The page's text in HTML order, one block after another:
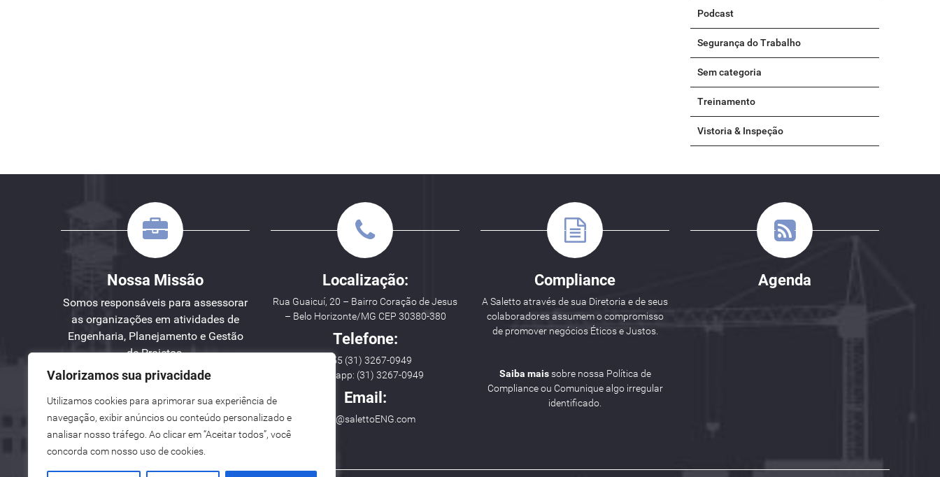
Valorizamos sua privacidade
Utilizamos cookies para aprimorar sua experiência de
navegação, exibir anúncios ou conteúdo personalizado e
analisar nosso tráfego. Ao clicar em “Aceitar todos”, você
concorda com nosso uso de cookies.
Podcast
Segurança do Trabalho
Sem categoria
Treinamento
Vistoria & Inspeção
Nossa Missão
Somos responsáveis para assessorar
as organizações em atividades de
Engenharia, Planejamento e Gestão
de Projetos.
See here an English version for you.
Vea aquí una versión en español para ti.
Localização:
Rua Guaicuí, 20 – Bairro Coração de Jesus
– Belo Horizonte/MG CEP 30380-380
Telefone:
++ 55 (31) 3267-0949
Whatsapp: (31) 3267-0949
Email:
hello@salettoENG.com
Compliance
A Saletto através de sua Diretoria e de seus
colaboradores assumem o compromisso
de promover negócios Éticos e Justos.
Saiba maissobre nossa Política de
Compliance ou Comunique algo irregular
identificado.
Agenda